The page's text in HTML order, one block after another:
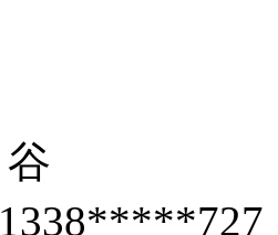
谷
1338*****727